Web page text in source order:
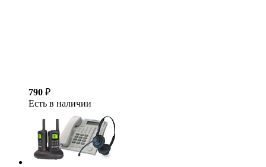
790 ₽
Есть в наличии